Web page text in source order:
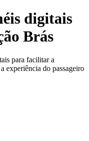
digitais
Brás
para facilitar a
experiência do passageiro